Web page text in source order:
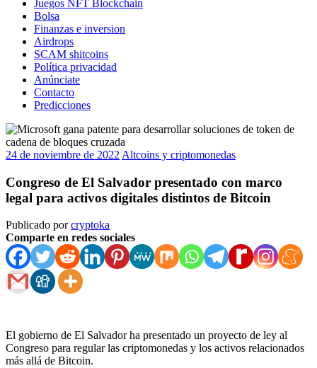
Juegos NFT Blockchain
Bolsa
Finanzas e inversion
Airdrops
SCAM shitcoins
Política privacidad
Anúnciate
Contacto
Predicciones
24 de noviembre de 2022 Altcoins y criptomonedas
Congreso de El Salvador presentado con marco
legal para activos digitales distintos de Bitcoin
Publicado porcryptoka
Comparte en redes sociales
El gobierno de El Salvador ha presentado un proyecto de ley al
Congreso para regular las criptomonedas y los activos relacionados
más allá de Bitcoin.